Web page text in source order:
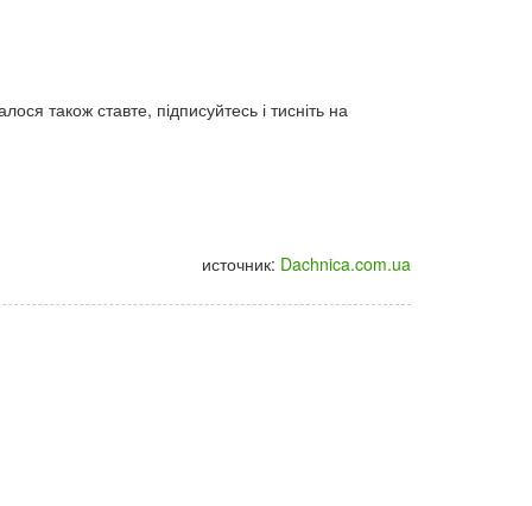
також ставте, підписуйтесь і тисніть на
источник: Dachnica.com.ua